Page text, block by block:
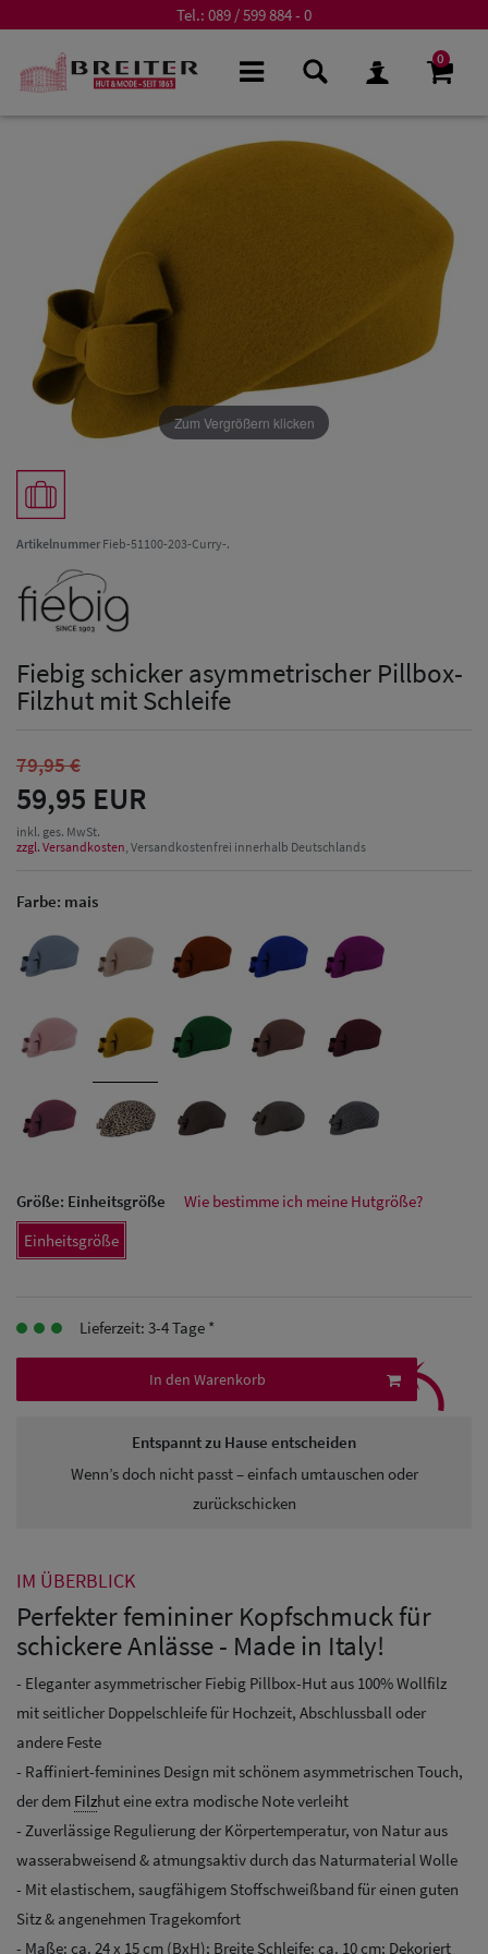
Tel.: 089 / 599 884 - 0
0
Herren
Baseball Cpas
Herren UV-
Herren
Sonnenschilder
Herren
Zum Vergrößern klicken
ArtikelnummerFieb-51100-203-Curry-.
Fiebig schicker asymmetrischer Pillbox-
Filzhut mit Schleife
79,95 €
59,95 EUR
inkl. ges. MwSt.
zzgl. Versandkosten , Versandkostenfrei innerhalb Deutschlands
Farbe: mais
Größe: Einheitsgröße
Wie bestimme ich meine Hutgröße?
Einheitsgröße
Lieferzeit: 3-4 Tage *
In den Warenkorb
Entspannt zu Hause entscheiden
Wenn’s doch nicht passt – einfach umtauschen oder
zurückschicken
⤹
IM ÜBERBLICK
Perfekter femininer Kopfschmuck für
schickere Anlässe - Made in Italy!
- Eleganter asymmetrischer Fiebig Pillbox-Hut aus 100% Wollfilz
mit seitlicher Doppelschleife für Hochzeit, Abschlussball oder
andere Feste
- Raffiniert-feminines Design mit schönem asymmetrischen Touch,
der dem Filzhut eine extra modische Note verleiht
- Zuverlässige Regulierung der Körpertemperatur, von Natur aus
wasserabweisend & atmungsaktiv durch das Naturmaterial Wolle
- Mit elastischem, saugfähigem Stoffschweißband für einen guten
Sitz & angenehmen Tragekomfort
- Maße: ca. 24 x 15 cm (BxH); Breite Schleife: ca. 10 cm; Dekoriert